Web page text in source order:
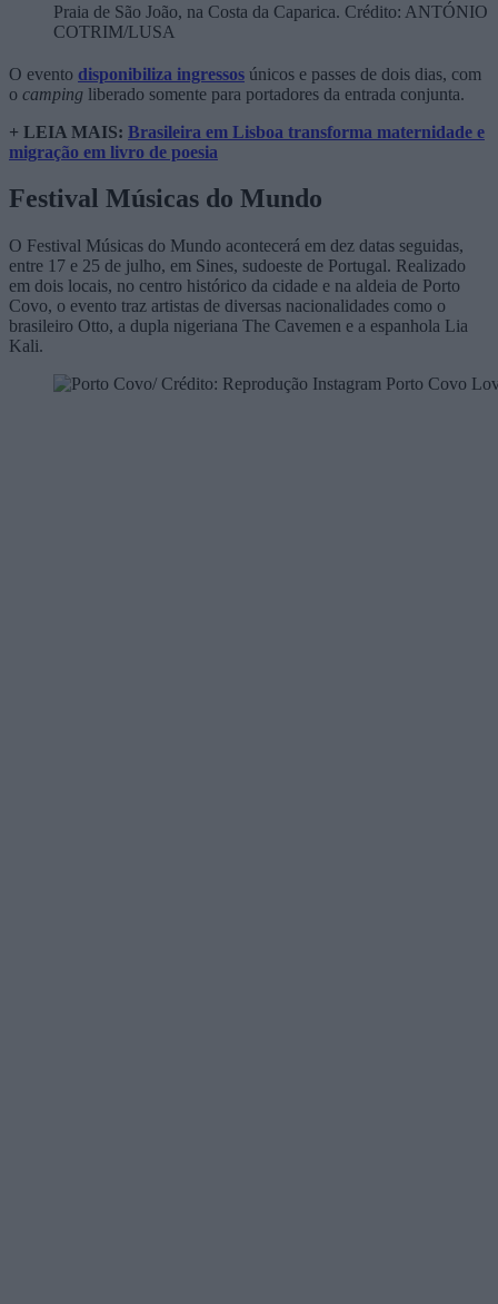
Praia de São João, na Costa da Caparica. Crédito: ANTÓNIO
COTRIM/LUSA
O evento disponibiliza ingressos únicos e passes de dois dias, com
o camping liberado somente para portadores da entrada conjunta.
+ LEIA MAIS: Brasileira em Lisboa transforma maternidade e
migração em livro de poesia
Festival Músicas do Mundo
O Festival Músicas do Mundo acontecerá em dez datas seguidas,
entre 17 e 25 de julho, em Sines, sudoeste de Portugal. Realizado
em dois locais, no centro histórico da cidade e na aldeia de Porto
Covo, o evento traz artistas de diversas nacionalidades como o
brasileiro Otto, a dupla nigeriana The Cavemen e a espanhola Lia
Kali.